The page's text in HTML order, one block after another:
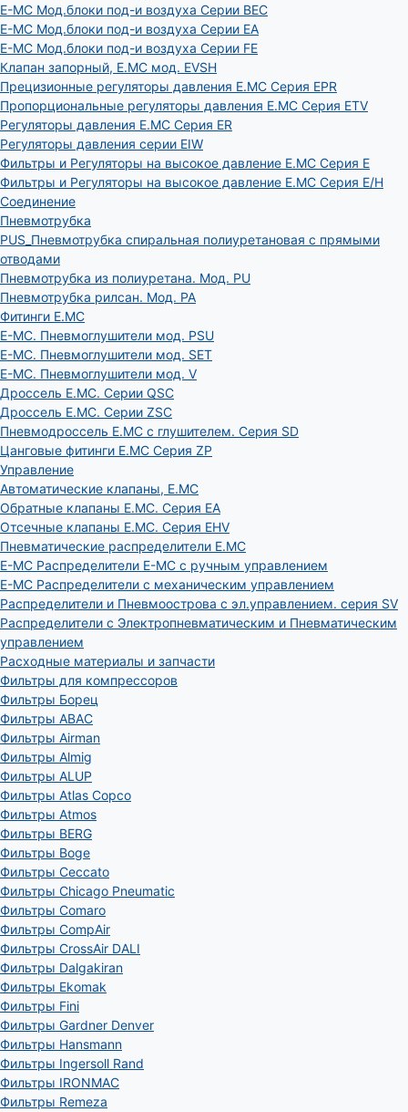
E-MC Мод.блоки под-и воздуха Серии BEC
E-MC Мод.блоки под-и воздуха Серии EA
E-MC Мод.блоки под-и воздуха Серии FE
Клапан запорный, E.MC мод. EVSH
Прецизионные регуляторы давления E.MC Серия EPR
Пропорциональные регуляторы давления E.MC Серия ETV
Регуляторы давления E.MC Серия ER
Регуляторы давления серии EIW
Фильтры и Регуляторы на высокое давление E.MC Серия E
Фильтры и Регуляторы на высокое давление E.MC Серия E/H
Соединение
Пневмотрубка
PUS_Пневмотрубка спиральная полиуретановая с прямыми
отводами
Пневмотрубка из полиуретана. Мод. РU
Пневмотрубка рилсан. Мод. PA
Фитинги E.MC
E-MC. Пневмоглушители мод. PSU
E-MC. Пневмоглушители мод. SET
E-MC. Пневмоглушители мод. V
Дроссель E.MC. Серии QSC
Дроссель E.MC. Серии ZSC
Пневмодроссель E.MC с глушителем. Серия SD
Цанговые фитинги E.MC Серия ZP
Управление
Автоматические клапаны, Е.МС
Обратные клапаны E.MC. Серия EA
Отсечные клапаны E.MC. Серия EHV
Пневматические распределители E.MC
E-MC Распределители E-MC с ручным управлением
E-MC Распределители с механическим управлением
Распределители и Пневмоострова с эл.управлением. серия SV
Распределители с Электропневматическим и Пневматическим
управлением
Расходные материалы и запчасти
Фильтры для компрессоров
Фильтры Борец
Фильтры ABAC
Фильтры Airman
Фильтры Almig
Фильтры ALUP
Фильтры Atlas Copco
Фильтры Atmos
Фильтры BERG
Фильтры Boge
Фильтры Ceccato
Фильтры Chicago Pneumatic
Фильтры Comaro
Фильтры CompAir
Фильтры CrossAir DALI
Фильтры Dalgakiran
Фильтры Ekomak
Фильтры Fini
Фильтры Gardner Denver
Фильтры Hansmann
Фильтры Ingersoll Rand
Фильтры IRONMAC
Фильтры Remeza